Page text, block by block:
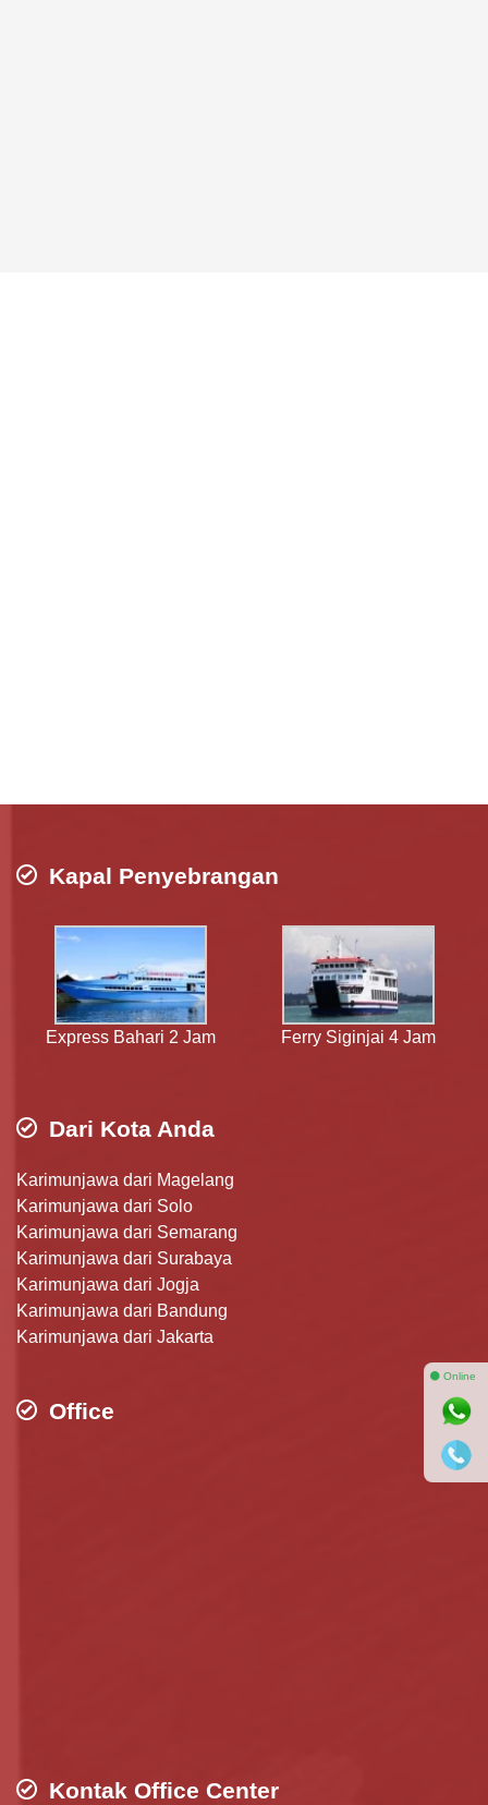
Kapal Penyebrangan
Express Bahari 2 Jam Ferry Siginjai 4 Jam
Dari Kota Anda
Karimunjawa dari Magelang
Karimunjawa dari Solo
Karimunjawa dari Semarang
Karimunjawa dari Surabaya
Karimunjawa dari Jogja
Karimunjawa dari Bandung
Karimunjawa dari Jakarta
Office
Kontak Office Center
⚫ Online